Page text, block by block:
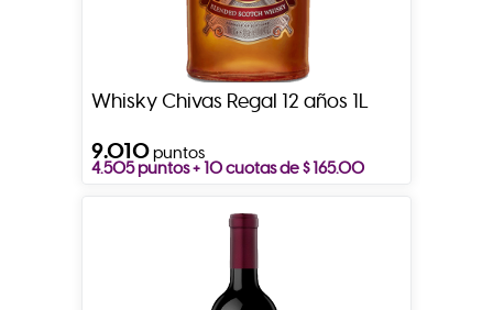
Whisky Chivas Regal 12 años 1L
9.010puntos
4.505 puntos + 10 cuotas de $ 165.00